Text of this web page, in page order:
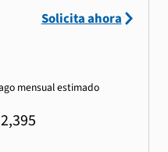
mensual estimado
Solicita ahora